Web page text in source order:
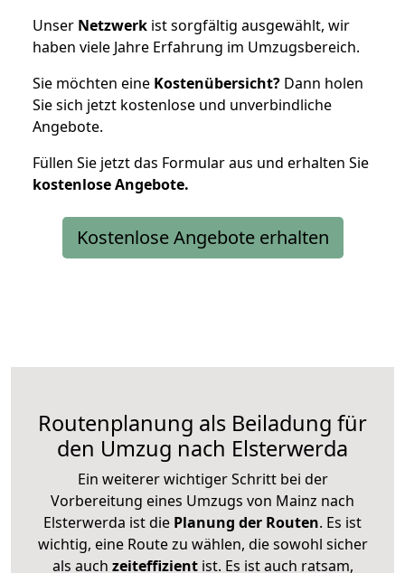
Unser Netzwerk ist sorgfältig ausgewählt, wir
haben viele Jahre Erfahrung im Umzugsbereich.
Sie möchten eine Kostenübersicht? Dann holen
Sie sich jetzt kostenlose und unverbindliche
Angebote.
Füllen Sie jetzt das Formular aus und erhalten Sie
kostenloseAngebote.
Kostenlose Angebote erhalten
Routenplanung als Beiladung für
den Umzug nach Elsterwerda
Ein weiterer wichtiger Schritt bei der
Vorbereitung eines Umzugs von Mainz nach
Elsterwerda ist die Planung der Routen. Es ist
wichtig, eine Route zu wählen, die sowohl sicher
als auch zeiteffizientist. Es ist auch ratsam,